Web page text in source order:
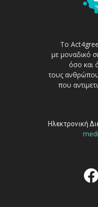
Το
με μοναδικό
όσο και
τους
που
Ηλεκτρονική